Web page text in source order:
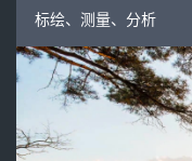
标绘、测量、分析